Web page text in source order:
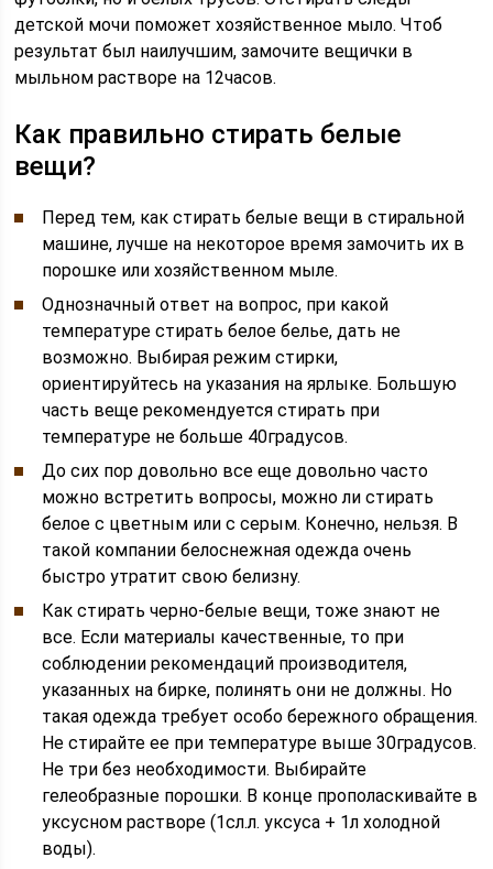
детской мочи поможет хозяйственное мыло. Чтоб
результат был наилучшим, замочите вещички в
мыльном растворе на 12часов.
Как правильно стирать белые
вещи?
Перед тем, как стирать белые вещи в стиральной
машине, лучше на некоторое время замочить их в
порошке или хозяйственном мыле.
Однозначный ответ на вопрос, при какой
температуре стирать белое белье, дать не
возможно. Выбирая режим стирки,
ориентируйтесь на указания на ярлыке. Большую
часть веще рекомендуется стирать при
температуре не больше 40градусов.
До сих пор довольно все еще довольно часто
можно встретить вопросы, можно ли стирать
белое с цветным или с серым. Конечно, нельзя. В
такой компании белоснежная одежда очень
быстро утратит свою белизну.
Как стирать черно-белые вещи, тоже знают не
все. Если материалы качественные, то при
соблюдении рекомендаций производителя,
указанных на бирке, полинять они не должны. Но
такая одежда требует особо бережного обращения.
Не стирайте ее при температуре выше 30градусов.
Не три без необходимости. Выбирайте
гелеобразные порошки. В конце прополаскивайте в
уксусном растворе (1сл.л. уксуса + 1л холодной
воды).